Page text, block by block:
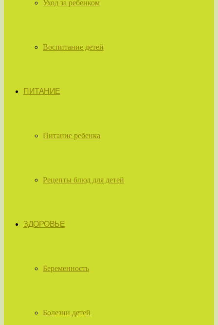
Уход за ребенком
Воспитание детей
ПИТАНИЕ
Питание ребенка
Рецепты блюд для детей
ЗДОРОВЬЕ
Беременность
Болезни детей